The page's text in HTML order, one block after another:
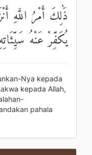
ذَٰلِكَ أَمْرُ اللَّهِ
يُكَفِّرْ عَنْهُ
Nya kepada
kepada Allah,
pahala